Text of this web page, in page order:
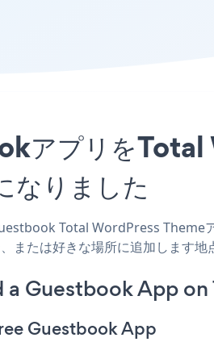
アプリをTotal
なりました
Total WordPress Theme
または好きな場所に追加します地
a Guestbook App
Guestbook App